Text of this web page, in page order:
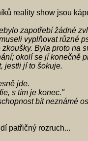
reality show jsou
zapotřebí žádné
vyplňovat různé
Byla proto na
okolí se jí konečně
jestli jí to šokuje.
jde.
s tím je konec."
bít neznámé
patřičný rozruch...